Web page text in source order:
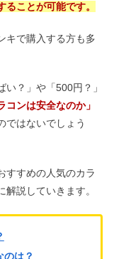
ことが可能です。
キで購入する方も多
？」や「500円？」
コンは安全なのか」
ではないでしょう
すすめの人気のカラ
説していきます。
のは？